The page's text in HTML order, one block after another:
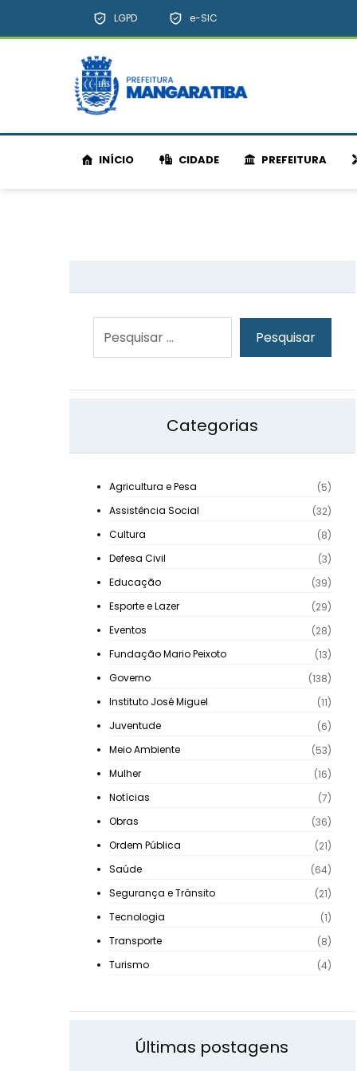
LGPD e-SIC
INÍCIO CIDADE PREFEITURA
Categorias
Agricultura e Pesa
(5)
Assistência Social
(32)
Cultura
(8)
Defesa Civil
(3)
Educação
(39)
Esporte e Lazer
(29)
Eventos
(28)
Fundação Mario Peixoto
(13)
Governo
(138)
Instituto José Miguel
(11)
Juventude
(6)
Meio Ambiente
(53)
Mulher
(16)
Notícias
(7)
Obras
(36)
Ordem Pública
(21)
Saúde
(64)
Segurança e Trânsito
(21)
Tecnologia
(1)
Transporte
(8)
Turismo
(4)
Últimas postagens